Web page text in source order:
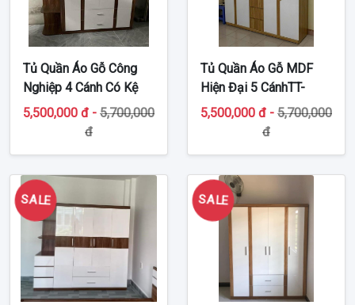
Tủ Quần Áo Gỗ Công
Nghiệp 4 Cánh Có Kệ
Góc TT-MDF43
5,500,000 đ - 5,700,000
đ
Tủ Quần Áo Gỗ MDF
Hiện Đại 5 CánhTT-
MDF41
5,500,000 đ - 5,700,000
đ
SALE SALE